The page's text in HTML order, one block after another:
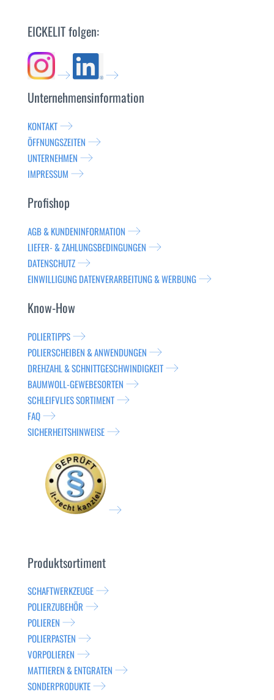
EICKELIT folgen:
Unternehmensinformation
KONTAKT
ÖFFNUNGSZEITEN
UNTERNEHMEN
IMPRESSUM
Profishop
AGB & KUNDENINFORMATION
LIEFER- & ZAHLUNGSBEDINGUNGEN
DATENSCHUTZ
EINWILLIGUNG DATENVERARBEITUNG & WERBUNG
Know-How
POLIERTIPPS
POLIERSCHEIBEN & ANWENDUNGEN
DREHZAHL & SCHNITTGESCHWINDIGKEIT
BAUMWOLL-GEWEBESORTEN
SCHLEIFVLIES SORTIMENT
FAQ
SICHERHEITSHINWEISE
Produktsortiment
SCHAFTWERKZEUGE
POLIERZUBEHÖR
POLIEREN
POLIERPASTEN
VORPOLIEREN
MATTIEREN & ENTGRATEN
SONDERPRODUKTE